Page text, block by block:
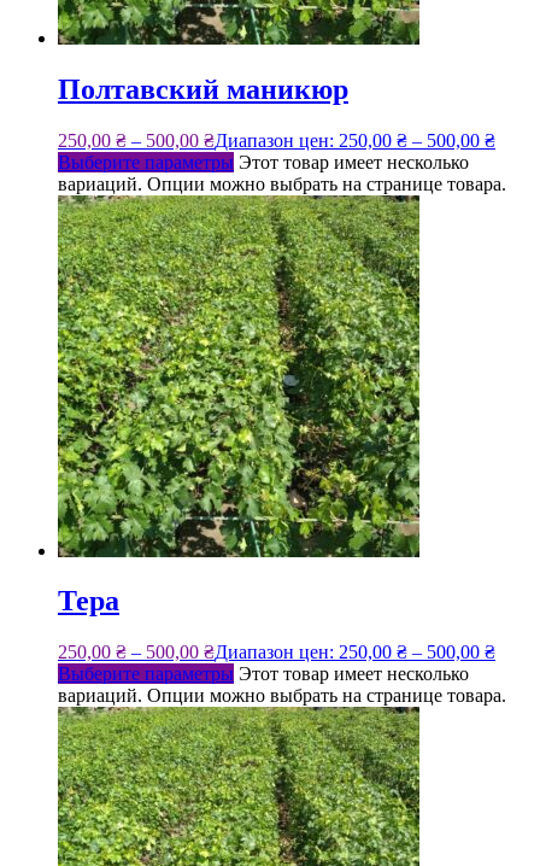
Полтавский маникюр
250,00 ₴ – 500,00 ₴Диапазон цен: 250,00 ₴ – 500,00 ₴
Выберите параметры Этот товар имеет несколько
вариаций. Опции можно выбрать на странице товара.
Тера
250,00 ₴ – 500,00 ₴Диапазон цен: 250,00 ₴ – 500,00 ₴
Выберите параметры Этот товар имеет несколько
вариаций. Опции можно выбрать на странице товара.